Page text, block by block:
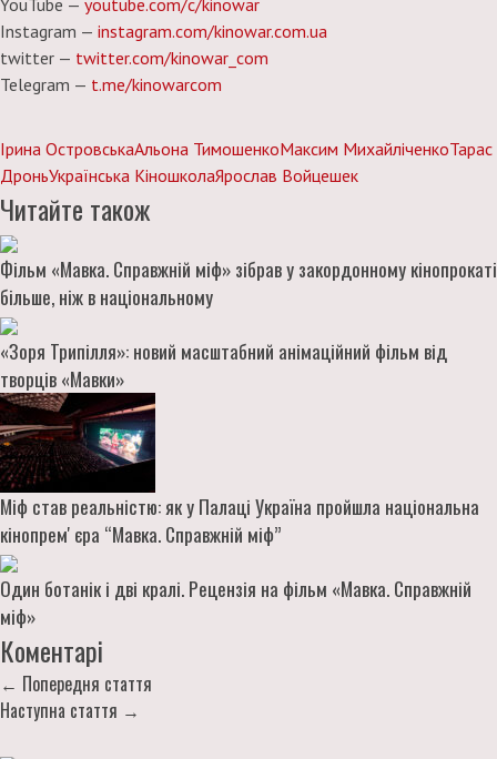
YouTube — youtube.com/c/kinowar
Instagram — instagram.com/kinowar.com.ua
twitter — twitter.com/kinowar_com
Telegram — t.me/kinowarcom
Ірина ОстровськаАльона ТимошенкоМаксим МихайліченкоТарас
ДроньУкраїнська КіношколаЯрослав Войцешек
Читайте також
Фільм «Мавка. Справжній міф» зібрав у закордонному кінопрокаті
більше, ніж в національному
«Зоря Трипілля»: новий масштабний анімаційний фільм від
творців «Мавки»
Міф став реальністю: як у Палаці Україна пройшла національна
кінопремʼєра “Мавка. Справжній міф”
Один ботанік і дві кралі. Рецензія на фільм «Мавка. Справжній
міф»
Коментарі
← Попередня стаття
Наступна стаття →